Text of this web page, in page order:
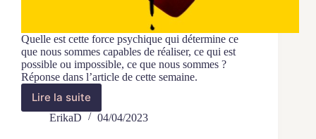
Quelle est cette force psychique qui détermine ce
que nous sommes capables de réaliser, ce qui est
possible ou impossible, ce que nous sommes ?
Réponse dans l’article de cette semaine.
Lire la suite
Comment
se
ErikaD 04/04/2023